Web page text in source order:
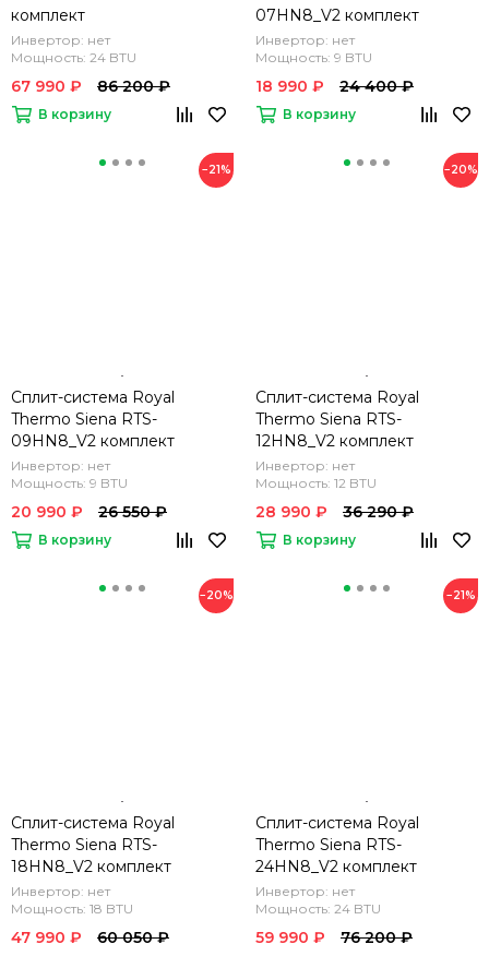
комплект
Инвертор: нет
Мощность: 24 BTU
67 990 ₽ 86 200 ₽
В корзину
07HN8_V2 комплект
Инвертор: нет
Мощность: 9 BTU
18 990 ₽ 24 400 ₽
В корзину
−21%
Сплит-система Royal
Thermo Siena RTS-
09HN8_V2 комплект
Инвертор: нет
Мощность: 9 BTU
20 990 ₽ 26 550 ₽
В корзину
−20%
Сплит-система Royal
Thermo Siena RTS-
12HN8_V2 комплект
Инвертор: нет
Мощность: 12 BTU
28 990 ₽ 36 290 ₽
В корзину
−20%
Сплит-система Royal
Thermo Siena RTS-
18HN8_V2 комплект
Инвертор: нет
Мощность: 18 BTU
47 990 ₽ 60 050 ₽
−21%
Сплит-система Royal
Thermo Siena RTS-
24HN8_V2 комплект
Инвертор: нет
Мощность: 24 BTU
59 990 ₽ 76 200 ₽